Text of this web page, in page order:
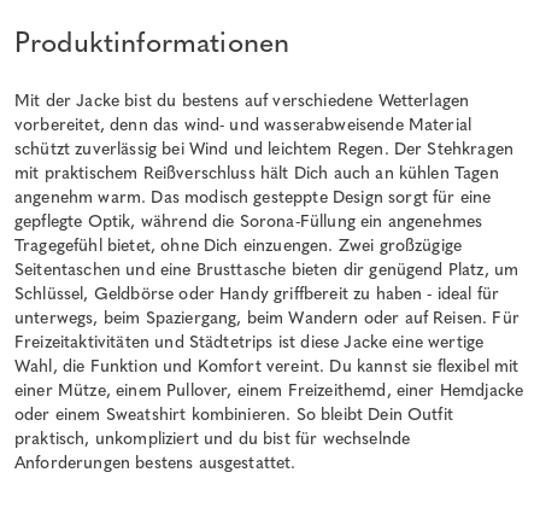
Produktinformationen
Mit der Jacke bist du bestens auf verschiedene Wetterlagen
vorbereitet, denn das wind- und wasserabweisende Material
schützt zuverlässig bei Wind und leichtem Regen. Der Stehkragen
mit praktischem Reißverschluss hält Dich auch an kühlen Tagen
angenehm warm. Das modisch gesteppte Design sorgt für eine
gepflegte Optik, während die Sorona-Füllung ein angenehmes
Tragegefühl bietet, ohne Dich einzuengen. Zwei großzügige
Seitentaschen und eine Brusttasche bieten dir genügend Platz, um
Schlüssel, Geldbörse oder Handy griffbereit zu haben - ideal für
unterwegs, beim Spaziergang, beim Wandern oder auf Reisen. Für
Freizeitaktivitäten und Städtetrips ist diese Jacke eine wertige
Wahl, die Funktion und Komfort vereint. Du kannst sie flexibel mit
einer Mütze, einem Pullover, einem Freizeithemd, einer Hemdjacke
oder einem Sweatshirt kombinieren. So bleibt Dein Outfit
praktisch, unkompliziert und du bist für wechselnde
Anforderungen bestens ausgestattet.